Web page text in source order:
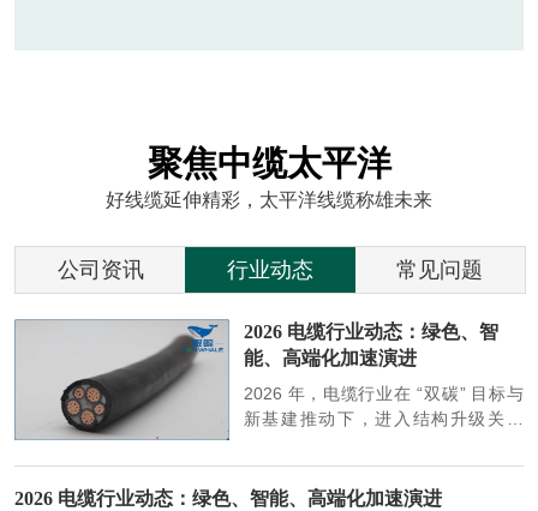
聚焦中缆太平洋
好线缆延伸精彩，太平洋线缆称雄未来
公司资讯 行业动态 常见问题
2026 电缆行业动态：绿色、智
能、高端化加速演进
2026 年，电缆行业在 “双碳” 目标与
新基建推动下，进入结构升级关键
大清晰趋势，市场格局持续优化。
2026 电缆行业动态：绿色、智能、高端化加速演进